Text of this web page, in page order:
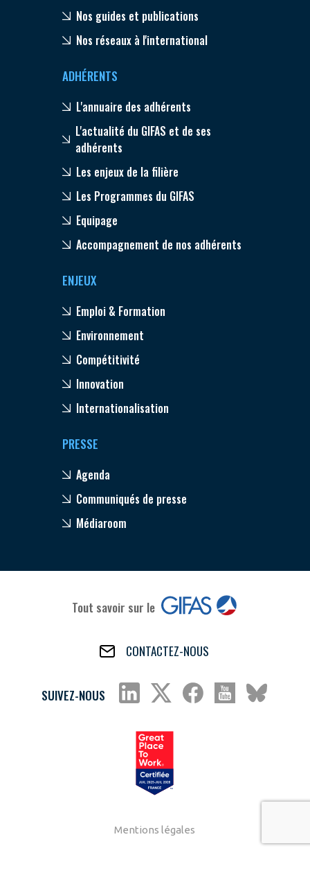
Nos guides et publications
Nos réseaux à l'international
ADHÉRENTS
L'annuaire des adhérents
L'actualité du GIFAS et de ses
adhérents
Les enjeux de la filière
Les Programmes du GIFAS
Equipage
Accompagnement de nos adhérents
ENJEUX
Emploi & Formation
Environnement
Compétitivité
Innovation
Internationalisation
PRESSE
Agenda
Communiqués de presse
Médiaroom
Tout savoir sur le
CONTACTEZ-NOUS
SUIVEZ-NOUS
Mentions légales